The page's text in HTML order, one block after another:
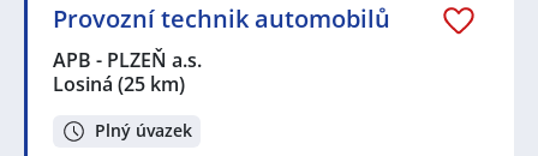
Provozní technik automobilů
APB - PLZEŇ a.s.
Losiná (25 km)
Plný úvazek